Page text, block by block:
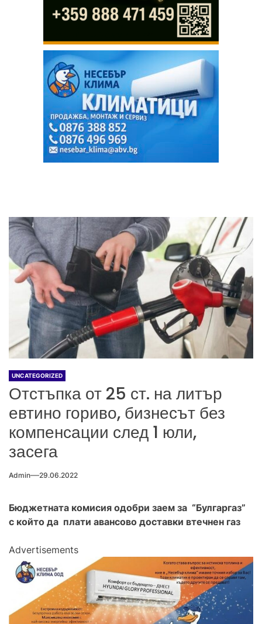
UNCATEGORIZED
Отстъпка от 25 ст. на литър
евтино гориво, бизнесът без
компенсации след 1 юли,
засега
Admin 29.06.2022
Бюджетната комисия одобри заем за “Булгаргаз”
с който да плати авансово доставки втечнен газ
Advertisements